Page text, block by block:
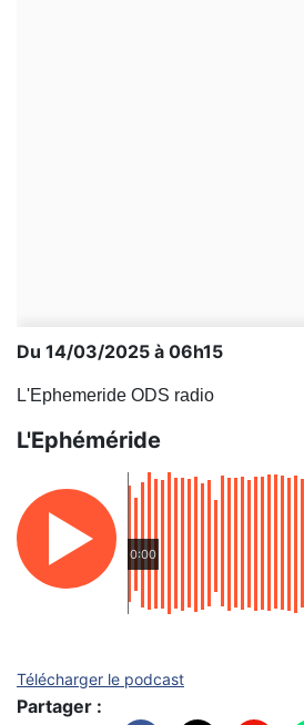
Du 14/03/2025 à 06h15
L'Ephemeride ODS radio
L'Ephéméride
0:00
Télécharger le podcast
Partager :